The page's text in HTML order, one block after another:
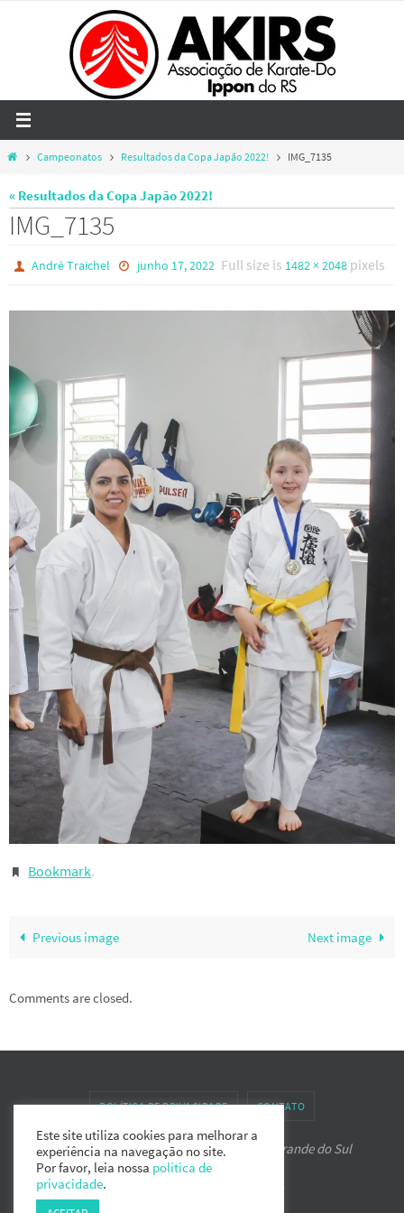
HomeCampeonatos Resultados da Copa Japão 2022! IMG_7135
« Resultados da Copa Japão 2022!
IMG_7135
André Traichel junho 17, 2022 Full size is 1482 × 2048pixels
Bookmark.
Previous image Next image
Comments are closed.
POLÍTICA DE PRIVACIDADE CONTATO
Associação de Karate-do IPPON do Rio Grande do Sul
WordPress.
Este site utiliza cookies para melhorar a
experiência na navegação no site.
Por favor, leia nossa política de
privacidade.